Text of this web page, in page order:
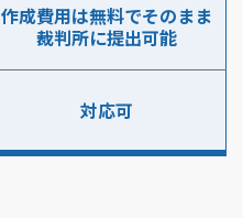
作成費用は無料でそのまま
裁判所に提出可能
対応可